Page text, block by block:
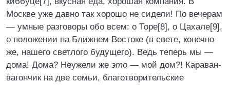
Москве уже давно так хорошо не сидели! По вечерам
— умные разговоры обо всем: о Торе[8], о Цахале[9],
о положении на Ближнем Востоке (в свете, конечно
же, нашего светлого будущего). Ведь теперь мы —
дома! Дома? Неужели же это — мой дом?! Караван-
вагончик на две семьи, благотворительские